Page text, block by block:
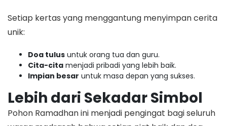
​Setiap kertas yang menggantung menyimpan cerita
unik:
Doa tulus untuk orang tua dan guru.
Cita-cita menjadi pribadi yang lebih baik.
Impian besar untuk masa depan yang sukses.
Lebih dari Sekadar Simbol
​Pohon Ramadhan ini menjadi pengingat bagi seluruh